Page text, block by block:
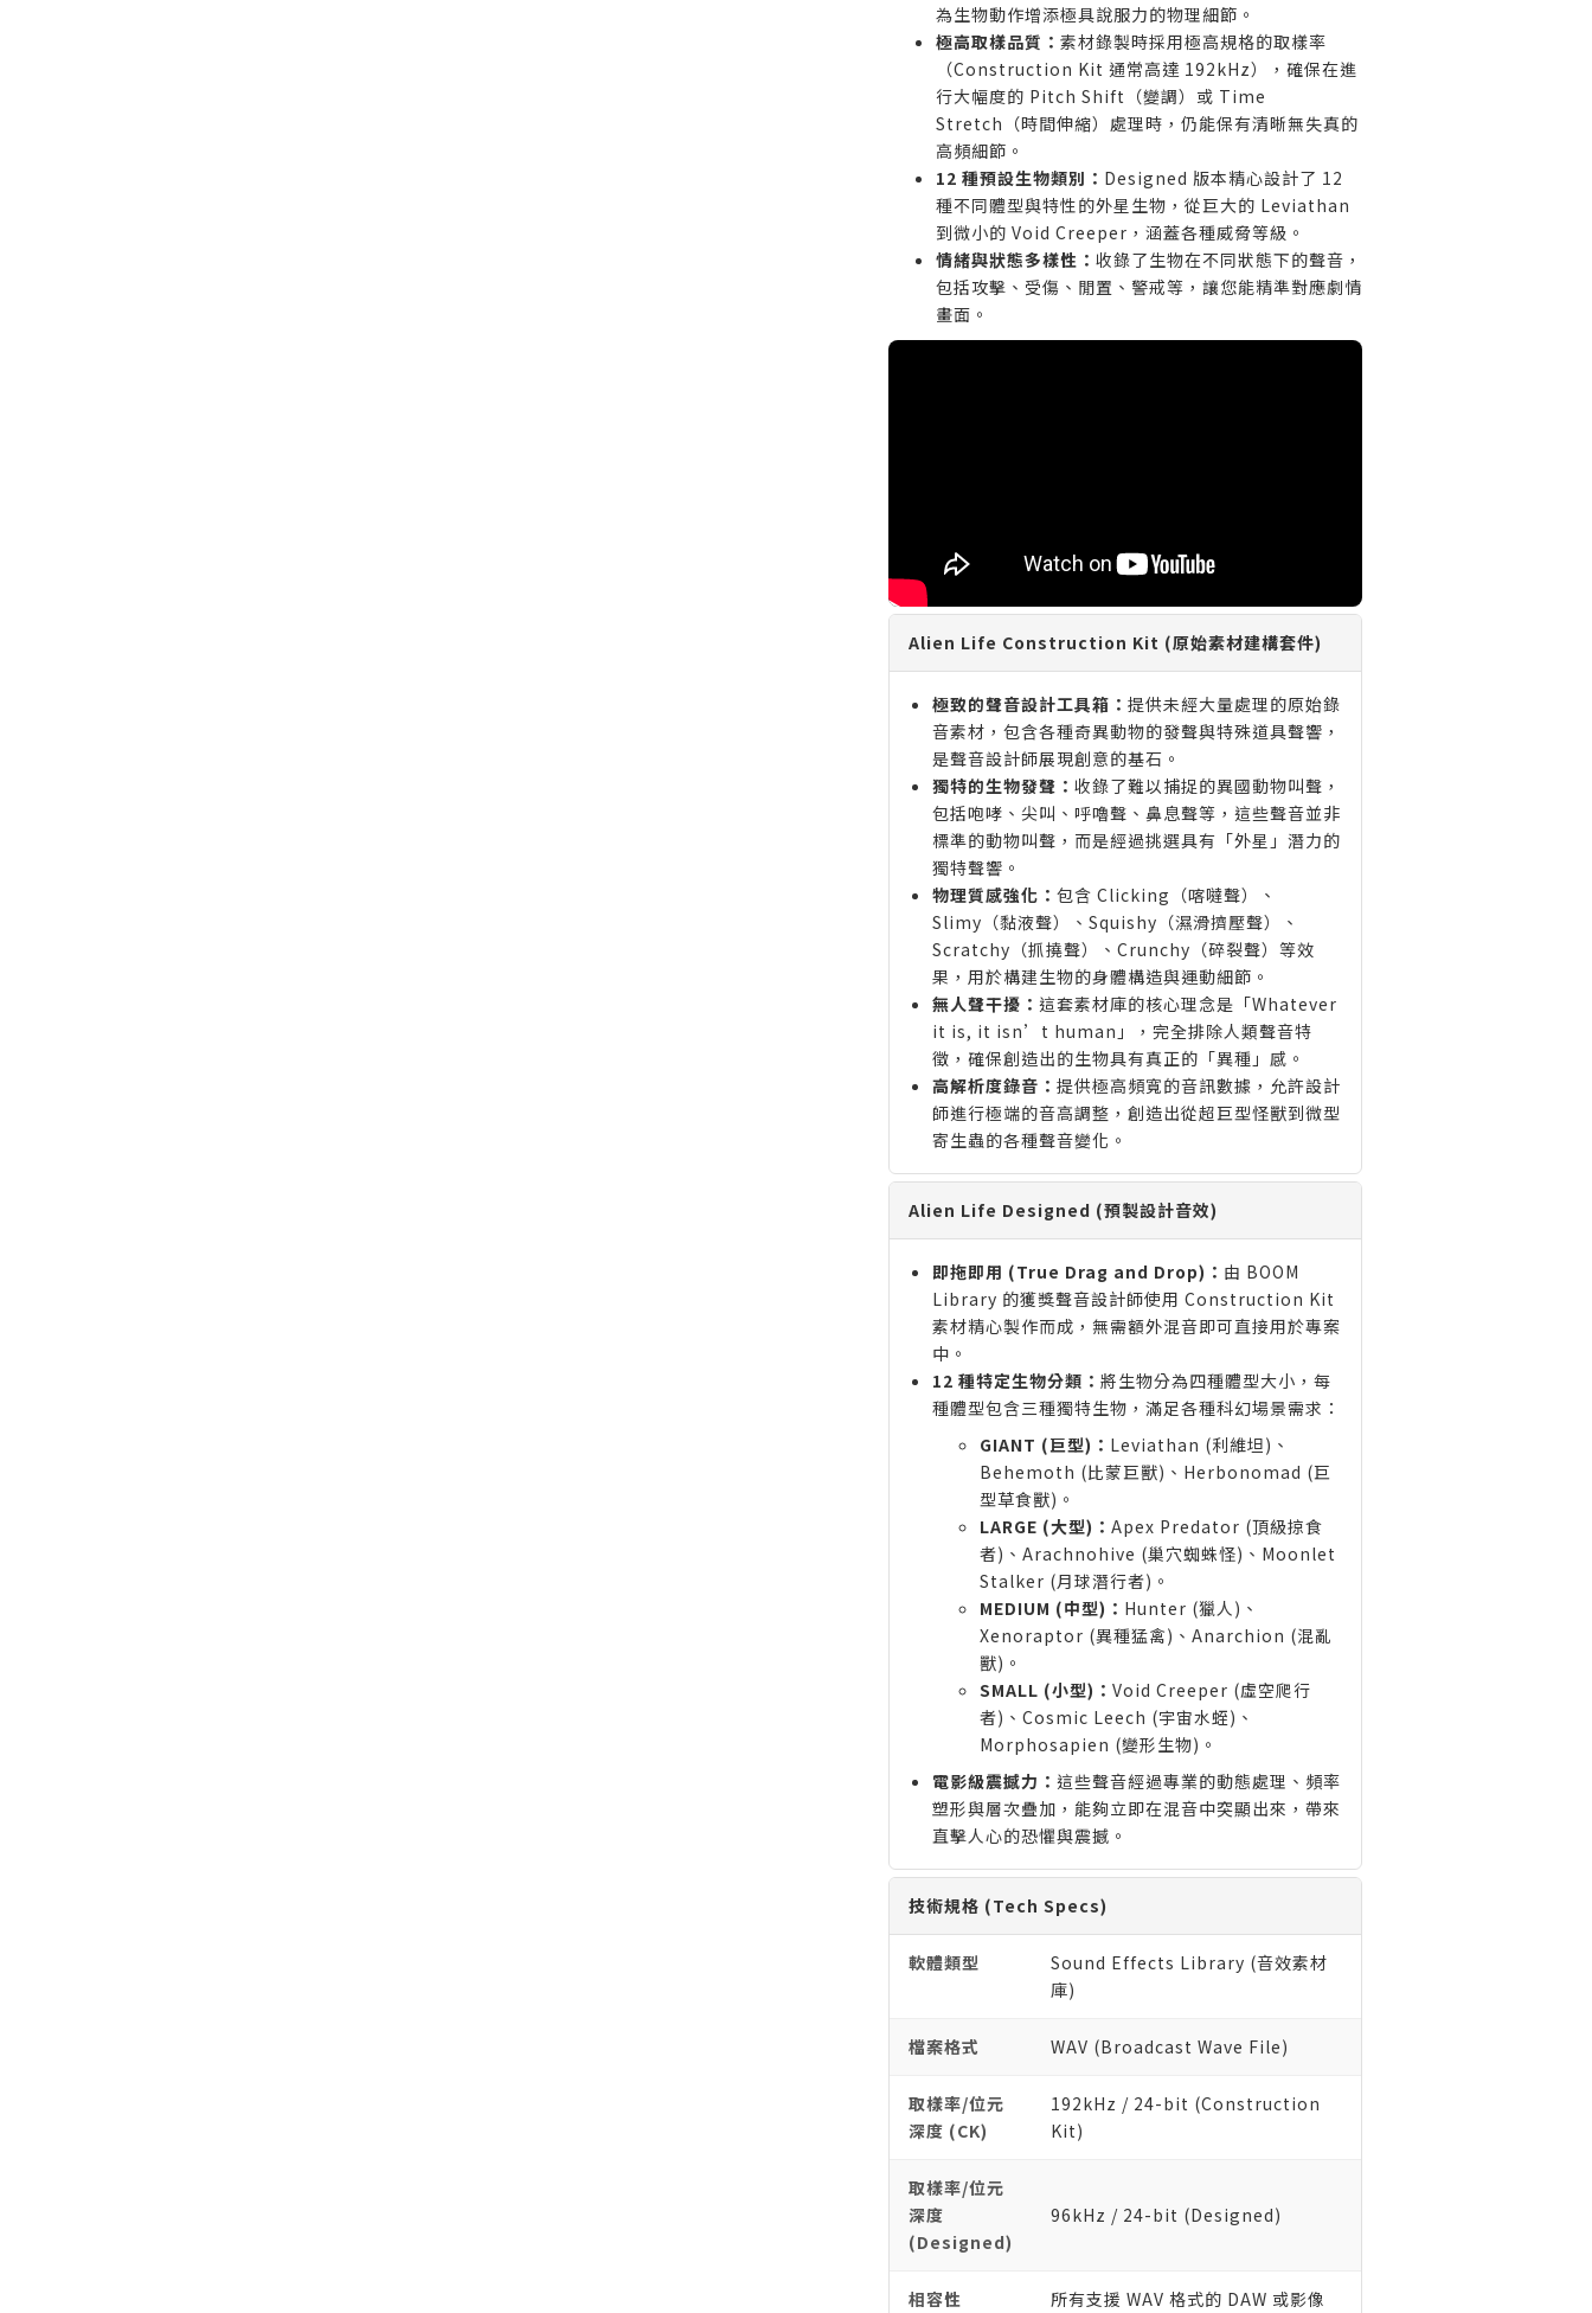
為生物動作增添極具說服力的物理細節。
極高取樣品質： 素材錄製時採用極高規格的取樣率
（Construction Kit 通常高達 192kHz），確保在進
行大幅度的 Pitch Shift（變調）或 Time
Stretch（時間伸縮）處理時，仍能保有清晰無失真的
高頻細節。
12 種預設生物類別： Designed 版本精心設計了 12
種不同體型與特性的外星生物，從巨大的 Leviathan
到微小的 Void Creeper，涵蓋各種威脅等級。
情緒與狀態多樣性： 收錄了生物在不同狀態下的聲音，
包括攻擊、受傷、閒置、警戒等，讓您能精準對應劇情
畫面。
Alien Life Construction Kit (原始素材建構套件)
極致的聲音設計工具箱： 提供未經大量處理的原始錄
音素材，包含各種奇異動物的發聲與特殊道具聲響，
是聲音設計師展現創意的基石。
獨特的生物發聲： 收錄了難以捕捉的異國動物叫聲，
包括咆哮、尖叫、呼嚕聲、鼻息聲等，這些聲音並非
標準的動物叫聲，而是經過挑選具有「外星」潛力的
獨特聲響。
物理質感強化： 包含 Clicking（喀噠聲）、
Slimy（黏液聲）、Squishy（濕滑擠壓聲）、
Scratchy（抓撓聲）、Crunchy（碎裂聲）等效
果，用於構建生物的身體構造與運動細節。
無人聲干擾： 這套素材庫的核心理念是「Whatever
it is, it isn’t human」，完全排除人類聲音特
徵，確保創造出的生物具有真正的「異種」感。
高解析度錄音： 提供極高頻寬的音訊數據，允許設計
師進行極端的音高調整，創造出從超巨型怪獸到微型
寄生蟲的各種聲音變化。
Alien Life Designed (預製設計音效)
即拖即用 (True Drag and Drop)： 由 BOOM
Library 的獲獎聲音設計師使用 Construction Kit
素材精心製作而成，無需額外混音即可直接用於專案
中。
12 種特定生物分類： 將生物分為四種體型大小，每
種體型包含三種獨特生物，滿足各種科幻場景需求：
GIANT (巨型)： Leviathan (利維坦)、
Behemoth (比蒙巨獸)、Herbonomad (巨
型草食獸)。
LARGE (大型)： Apex Predator (頂級掠食
者)、Arachnohive (巢穴蜘蛛怪)、Moonlet
Stalker (月球潛行者)。
MEDIUM (中型)： Hunter (獵人)、
Xenoraptor (異種猛禽)、Anarchion (混亂
獸)。
SMALL (小型)： Void Creeper (虛空爬行
者)、Cosmic Leech (宇宙水蛭)、
Morphosapien (變形生物)。
電影級震撼力： 這些聲音經過專業的動態處理、頻率
塑形與層次疊加，能夠立即在混音中突顯出來，帶來
直擊人心的恐懼與震撼。
技術規格 (Tech Specs)
軟體類型
Sound Effects Library (音效素材
庫)
檔案格式 WAV (Broadcast Wave File)
取樣率/位元
深度 (CK)
192kHz / 24-bit (Construction
Kit)
取樣率/位元
深度
(Designed)
96kHz / 24-bit (Designed)
相容性 所有支援 WAV 格式的 DAW 或影像